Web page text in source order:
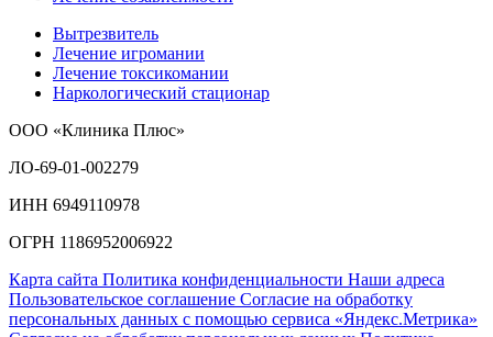
Вытрезвитель
Лечение игромании
Лечение токсикомании
Наркологический стационар
ООО «Клиника Плюс»
ЛО-69-01-002279
ИНН 6949110978
ОГРН 1186952006922
Карта сайта Политика конфиденциальности Наши адреса
Пользовательское соглашение Согласие на обработку
персональных данных с помощью сервиса «Яндекс.Метрика»